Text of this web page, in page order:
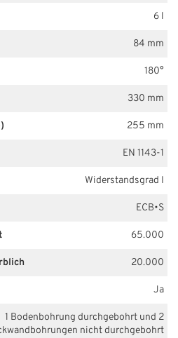
6 l
84 mm
180°
330 mm
255 mm
EN 1143-1
Widerstandsgrad I
ECB•S
65.000
20.000
Ja
1 Bodenbohrung durchgebohrt und 2
nicht durchgebohrt